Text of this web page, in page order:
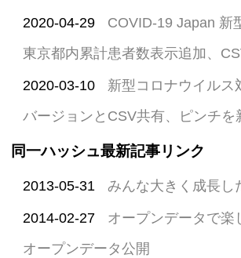
2020-04-29
COVID-19 Japan 新
東京都内累計患者数表示追加、
2020-03-10
新型コロナウイルス
バージョンとCSV共有、ピンチ
同一ハッシュ最新記事リンク
2013-05-31 みんな大きく成長し
2014-02-27
オープンデータで楽
オープンデータ公開